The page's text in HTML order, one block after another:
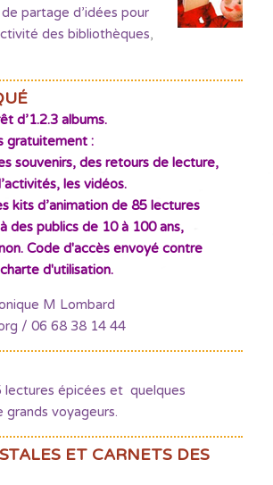
partage d’idées pour
des bibliothèques,
d’1.2.3 albums.
gratuitement :
souvenirs, des retours de lecture,
les vidéos.
kits d’animation de 85 lectures
des publics de 10 à 100 ans,
Code d'accès envoyé contre
d'utilisation.
M Lombard
/ 06 68 38 14 44
lectures épicées et quelques
voyageurs.
ET CARNETS DES